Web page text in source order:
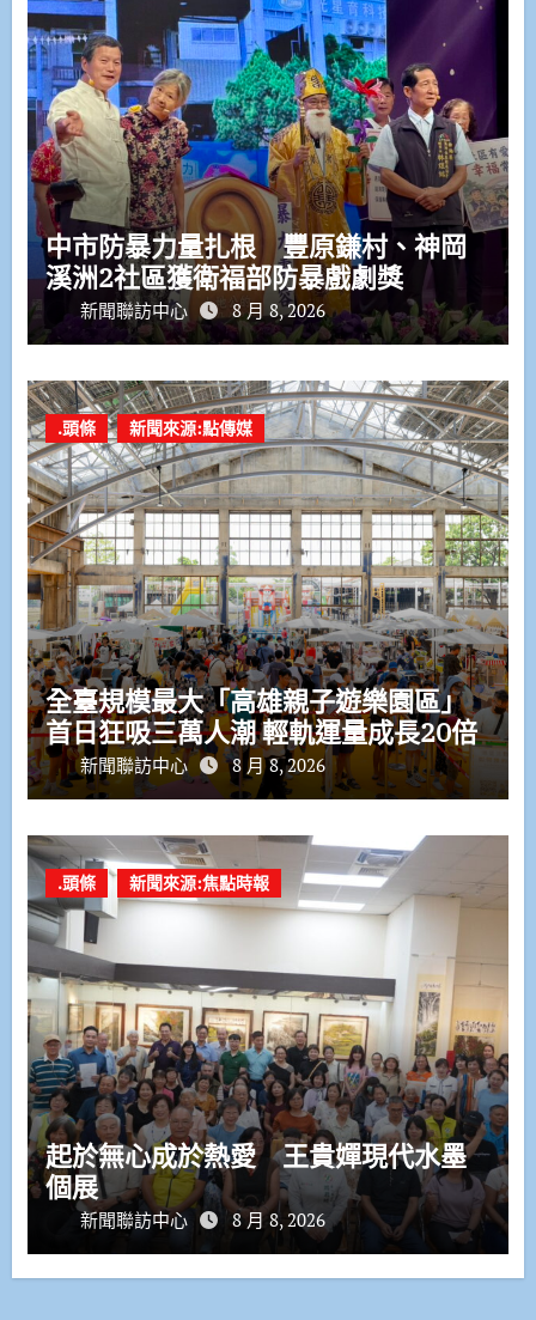
中市防暴力量扎根 豐原鎌村、神岡
溪洲2社區獲衛福部防暴戲劇獎
新聞聯訪中心 8 月 8, 2026
.頭條 新聞來源:點傳媒
全臺規模最大「高雄親子遊樂園區」
首日狂吸三萬人潮 輕軌運量成長20倍
新聞聯訪中心 8 月 8, 2026
.頭條 新聞來源:焦點時報
起於無心成於熱愛 王貴嬋現代水墨
個展
新聞聯訪中心 8 月 8, 2026